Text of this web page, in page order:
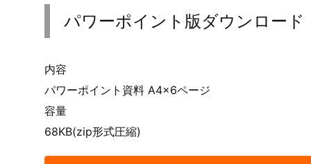
パワーポイント版ダウンロード
内容
パワーポイント資料 A4×6ページ
容量
68KB(zip形式圧縮)